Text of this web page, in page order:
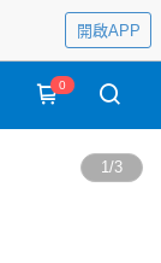
開啟APP
0
1/3